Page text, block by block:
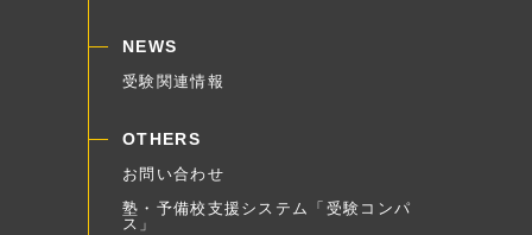
NEWS
受験関連情報
OTHERS
お問い合わせ
塾・予備校支援システム「受験コンパ
ス」